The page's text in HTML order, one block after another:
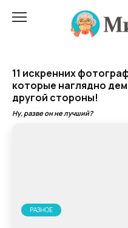
11 искренних
которые наглядно
другой стороны!
Ну, разве он не лучший?
РАЗНОЕ